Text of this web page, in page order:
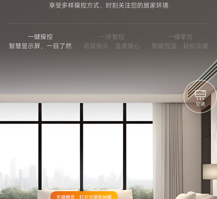
享受多样操控方式，时刻关注您的居家环境
一键操控
智慧显示屏，一目了然
一呼智控
语音指令，温度随心
一键掌控
智能控温，轻松冷暖